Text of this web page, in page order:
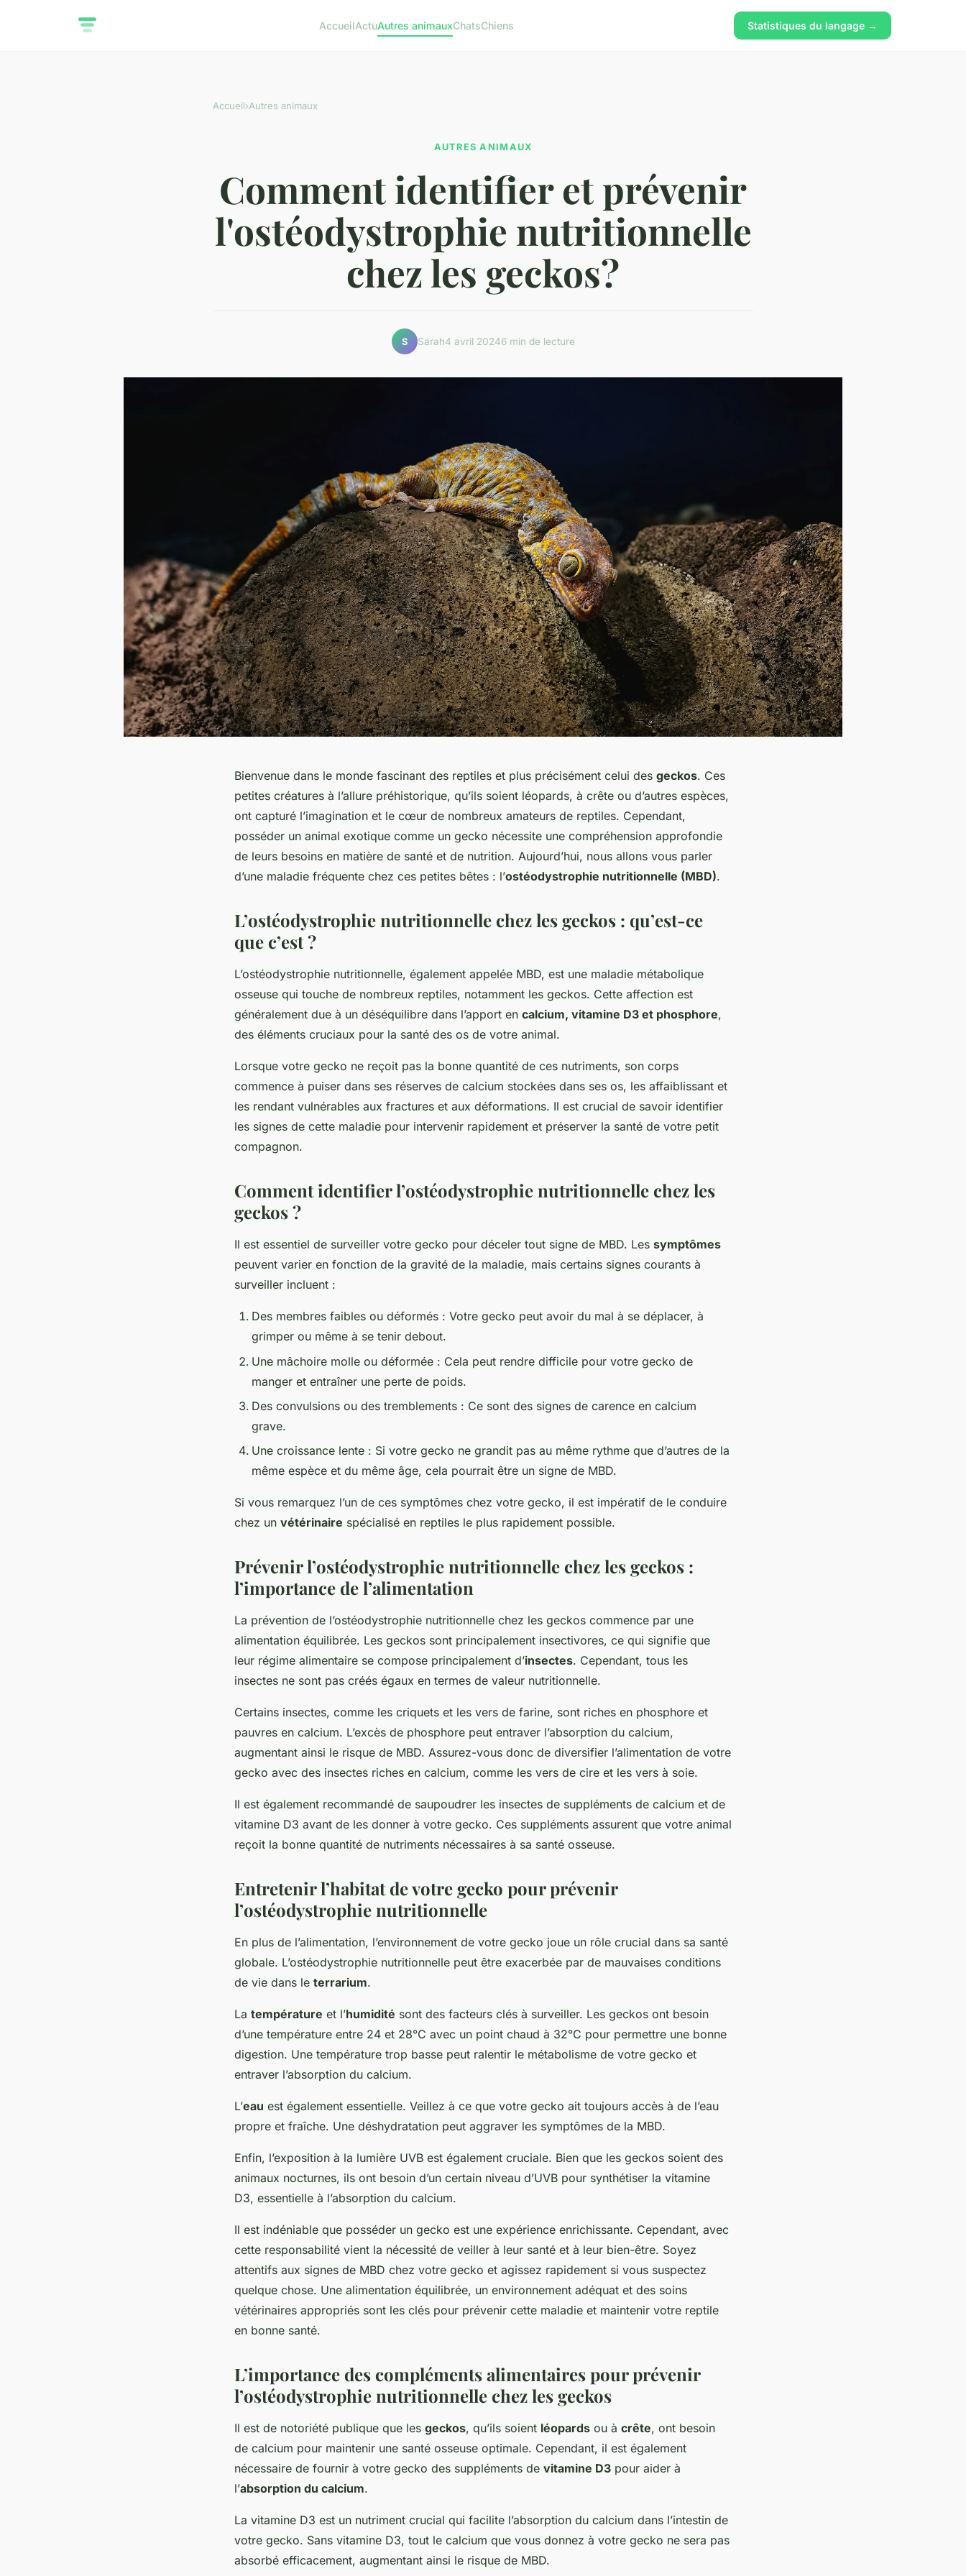
AccueilActuAutres animauxChatsChiens Statistiques du langage →
Accueil›Autres animaux
AUTRES ANIMAUX
Comment identifier et prévenir
l'ostéodystrophie nutritionnelle
chez les geckos?
S Sarah4 avril 20246 min de lecture
Bienvenue dans le monde fascinant des reptiles et plus précisément celui des geckos. Ces
petites créatures à l’allure préhistorique, qu’ils soient léopards, à crête ou d’autres espèces,
ont capturé l’imagination et le cœur de nombreux amateurs de reptiles. Cependant,
posséder un animal exotique comme un gecko nécessite une compréhension approfondie
de leurs besoins en matière de santé et de nutrition. Aujourd’hui, nous allons vous parler
d’une maladie fréquente chez ces petites bêtes : l’ostéodystrophie nutritionnelle (MBD).
L’ostéodystrophie nutritionnelle chez les geckos : qu’est-ce
que c’est ?
L’ostéodystrophie nutritionnelle, également appelée MBD, est une maladie métabolique
osseuse qui touche de nombreux reptiles, notamment les geckos. Cette affection est
généralement due à un déséquilibre dans l’apport en calcium, vitamine D3 et phosphore,
des éléments cruciaux pour la santé des os de votre animal.
Lorsque votre gecko ne reçoit pas la bonne quantité de ces nutriments, son corps
commence à puiser dans ses réserves de calcium stockées dans ses os, les affaiblissant et
les rendant vulnérables aux fractures et aux déformations. Il est crucial de savoir identifier
les signes de cette maladie pour intervenir rapidement et préserver la santé de votre petit
compagnon.
Comment identifier l’ostéodystrophie nutritionnelle chez les
geckos ?
Il est essentiel de surveiller votre gecko pour déceler tout signe de MBD. Les symptômes
peuvent varier en fonction de la gravité de la maladie, mais certains signes courants à
surveiller incluent :
Des membres faibles ou déformés : Votre gecko peut avoir du mal à se déplacer, à
grimper ou même à se tenir debout.
Une mâchoire molle ou déformée : Cela peut rendre difficile pour votre gecko de
manger et entraîner une perte de poids.
Des convulsions ou des tremblements : Ce sont des signes de carence en calcium
grave.
Une croissance lente : Si votre gecko ne grandit pas au même rythme que d’autres de la
même espèce et du même âge, cela pourrait être un signe de MBD.
Si vous remarquez l’un de ces symptômes chez votre gecko, il est impératif de le conduire
chez un vétérinaire spécialisé en reptiles le plus rapidement possible.
Prévenir l’ostéodystrophie nutritionnelle chez les geckos :
l’importance de l’alimentation
La prévention de l’ostéodystrophie nutritionnelle chez les geckos commence par une
alimentation équilibrée. Les geckos sont principalement insectivores, ce qui signifie que
leur régime alimentaire se compose principalement d’insectes. Cependant, tous les
insectes ne sont pas créés égaux en termes de valeur nutritionnelle.
Certains insectes, comme les criquets et les vers de farine, sont riches en phosphore et
pauvres en calcium. L’excès de phosphore peut entraver l’absorption du calcium,
augmentant ainsi le risque de MBD. Assurez-vous donc de diversifier l’alimentation de votre
gecko avec des insectes riches en calcium, comme les vers de cire et les vers à soie.
Il est également recommandé de saupoudrer les insectes de suppléments de calcium et de
vitamine D3 avant de les donner à votre gecko. Ces suppléments assurent que votre animal
reçoit la bonne quantité de nutriments nécessaires à sa santé osseuse.
Entretenir l’habitat de votre gecko pour prévenir
l’ostéodystrophie nutritionnelle
En plus de l’alimentation, l’environnement de votre gecko joue un rôle crucial dans sa santé
globale. L’ostéodystrophie nutritionnelle peut être exacerbée par de mauvaises conditions
de vie dans le terrarium.
La température et l’humidité sont des facteurs clés à surveiller. Les geckos ont besoin
d’une température entre 24 et 28°C avec un point chaud à 32°C pour permettre une bonne
digestion. Une température trop basse peut ralentir le métabolisme de votre gecko et
entraver l’absorption du calcium.
L’eau est également essentielle. Veillez à ce que votre gecko ait toujours accès à de l’eau
propre et fraîche. Une déshydratation peut aggraver les symptômes de la MBD.
Enfin, l’exposition à la lumière UVB est également cruciale. Bien que les geckos soient des
animaux nocturnes, ils ont besoin d’un certain niveau d’UVB pour synthétiser la vitamine
D3, essentielle à l’absorption du calcium.
Il est indéniable que posséder un gecko est une expérience enrichissante. Cependant, avec
cette responsabilité vient la nécessité de veiller à leur santé et à leur bien-être. Soyez
attentifs aux signes de MBD chez votre gecko et agissez rapidement si vous suspectez
quelque chose. Une alimentation équilibrée, un environnement adéquat et des soins
vétérinaires appropriés sont les clés pour prévenir cette maladie et maintenir votre reptile
en bonne santé.
L’importance des compléments alimentaires pour prévenir
l’ostéodystrophie nutritionnelle chez les geckos
Il est de notoriété publique que les geckos, qu’ils soient léopards ou à crête, ont besoin
de calcium pour maintenir une santé osseuse optimale. Cependant, il est également
nécessaire de fournir à votre gecko des suppléments de vitamine D3 pour aider à
l’absorption du calcium.
La vitamine D3 est un nutriment crucial qui facilite l’absorption du calcium dans l’intestin de
votre gecko. Sans vitamine D3, tout le calcium que vous donnez à votre gecko ne sera pas
absorbé efficacement, augmentant ainsi le risque de MBD.